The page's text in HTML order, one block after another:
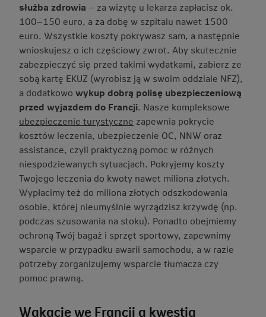
służba zdrowia – za wizytę u lekarza zapłacisz ok.
100–150 euro, a za dobę w szpitalu nawet 1500
euro. Wszystkie koszty pokrywasz sam, a następnie
wnioskujesz o ich częściowy zwrot. Aby skutecznie
zabezpieczyć się przed takimi wydatkami, zabierz ze
sobą kartę EKUZ (wyrobisz ją w swoim oddziale NFZ),
a dodatkowo wykup dobrą polisę ubezpieczeniową
przed wyjazdem do Francji. Nasze kompleksowe
ubezpieczenie turystyczne zapewnia pokrycie
kosztów leczenia, ubezpieczenie OC, NNW oraz
assistance, czyli praktyczną pomoc w różnych
niespodziewanych sytuacjach. Pokryjemy koszty
Twojego leczenia do kwoty nawet miliona złotych.
Wypłacimy też do miliona złotych odszkodowania
osobie, której nieumyślnie wyrządzisz krzywdę (np.
podczas szusowania na stoku). Ponadto obejmiemy
ochroną Twój bagaż i sprzęt sportowy, zapewnimy
wsparcie w przypadku awarii samochodu, a w razie
potrzeby zorganizujemy wsparcie tłumacza czy
pomoc prawną.
Wakacje we Francji a kwestia